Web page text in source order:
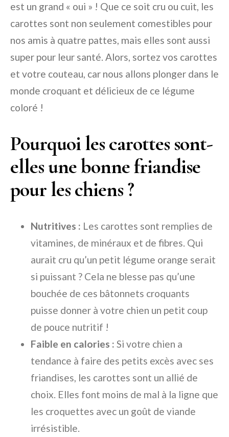
est un grand « oui » ! Que ce soit cru ou cuit, les
carottes sont non seulement comestibles pour
nos amis à quatre pattes, mais elles sont aussi
super pour leur santé. Alors, sortez vos carottes
et votre couteau, car nous allons plonger dans le
monde croquant et délicieux de ce légume
coloré !
Pourquoi les carottes sont-
elles une bonne friandise
pour les chiens ?
Nutritives : Les carottes sont remplies de
vitamines, de minéraux et de fibres. Qui
aurait cru qu’un petit légume orange serait
si puissant ? Cela ne blesse pas qu’une
bouchée de ces bâtonnets croquants
puisse donner à votre chien un petit coup
de pouce nutritif !
Faible en calories : Si votre chien a
tendance à faire des petits excès avec ses
friandises, les carottes sont un allié de
choix. Elles font moins de mal à la ligne que
les croquettes avec un goût de viande
irrésistible.